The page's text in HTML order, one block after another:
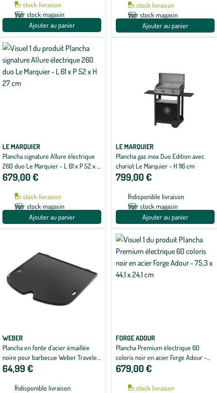
En stock livraison
Voir stock magasin
Ajouter au panier
En stock livraison
Voir stock magasin
Ajouter au panier
LE MARQUIER
Plancha signature Allure électrique
260 duo Le Marquier - L 61 x P 52 x H
27 cm
679,00 €
En stock livraison
Voir stock magasin
Ajouter au panier
LE MARQUIER
Plancha gaz inox Duo Edition avec
chariot Le Marquier - H 116 cm
799,00 €
Indisponible livraison
Voir stock magasin
Ajouter au panier
WEBER
Plancha en fonte d’acier émaillée
noire pour barbecue Weber Traveler
- 32 x 34,5 cm
64,99 €
Indisponible livraison
FORGE ADOUR
Plancha Premium électrique 60
coloris noir en acier Forge Adour -
75,3 x 44,1 x 24,1 cm
679,00 €
En stock livraison